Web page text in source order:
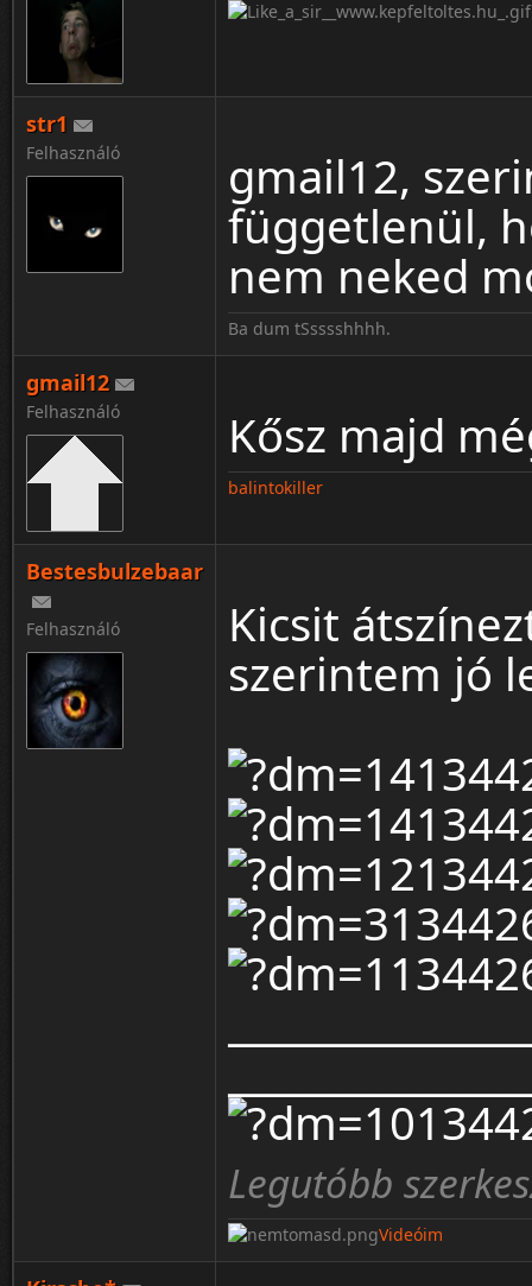
str1
Felhasználó
gmail12,
függetlenül,
nem neked
Ba dum tSsssshhhh.
gmail12
Felhasználó Kősz majd
balintokiller
Bestesbulzebaar
Felhasználó
Kicsit
szerintem jó
Legutóbb
Videóim